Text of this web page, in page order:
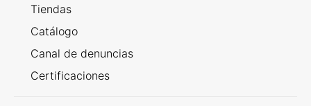
Tiendas
Catálogo
Canal de denuncias
Certificaciones